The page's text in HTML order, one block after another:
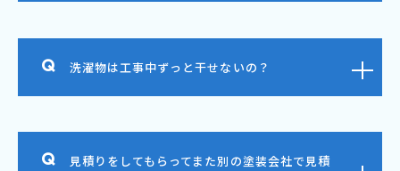
洗濯物は工事中ずっと干せないの？
見積りをしてもらってまた別の塗装会社で見積